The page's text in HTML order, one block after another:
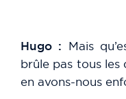
Hugo : Mais
brûle pas tous les
en avons-nous